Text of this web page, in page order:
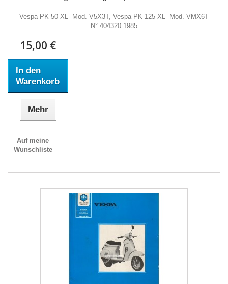
Vespa PK 50 XL Mod. V5X3T, Vespa PK 125 XL Mod. VMX6T
N° 404320 1985
15,00 €
In den
Warenkorb
Mehr
Auf meine
Wunschliste